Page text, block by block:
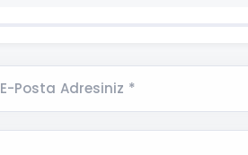
E-Posta Adresiniz *